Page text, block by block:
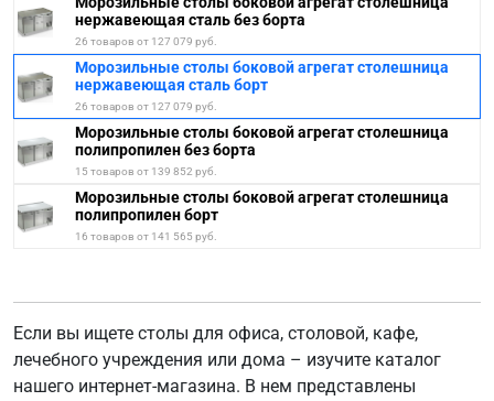
нержавеющая сталь без борта
26 товаров от 127 079 руб.
Морозильные столы боковой агрегат столешница
нержавеющая сталь борт
26 товаров от 127 079 руб.
Морозильные столы боковой агрегат столешница
полипропилен без борта
15 товаров от 139 852 руб.
Морозильные столы боковой агрегат столешница
полипропилен борт
16 товаров от 141 565 руб.
Если вы ищете столы для офиса, столовой, кафе,
лечебного учреждения или дома – изучите каталог
нашего интернет-магазина. В нем представлены